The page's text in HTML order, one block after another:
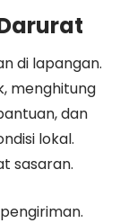
di lapangan.
menghitung
dan
lokal.
sasaran.